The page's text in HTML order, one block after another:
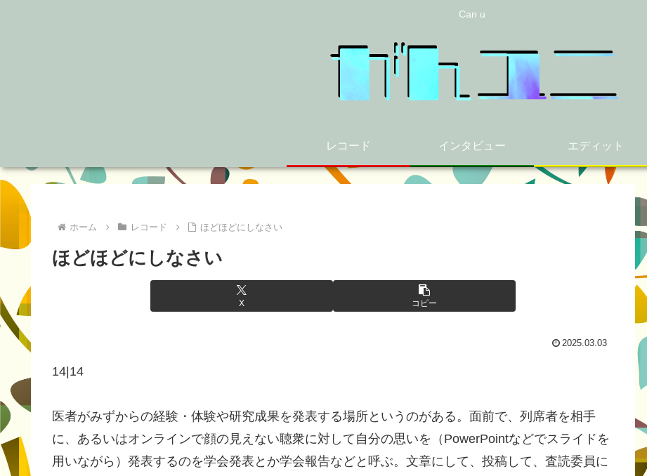
Can u
レコード インタビュー エディット
ホーム レコード ほどほどにしなさい
ほどほどにしなさい
X コピー
2025.03.03
14|14
医者がみずからの経験・体験や研究成果を発表する場所というのがある。面前で、列席者を相手
に、あるいはオンラインで顔の見えない聴衆に対して自分の思いを（PowerPointなどでスライドを
用いながら）発表するのを学会発表とか学会報告などと呼ぶ。文章にして、投稿して、査読委員に